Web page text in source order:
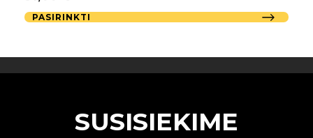
PASIRINKTI
SUSISIEKIME